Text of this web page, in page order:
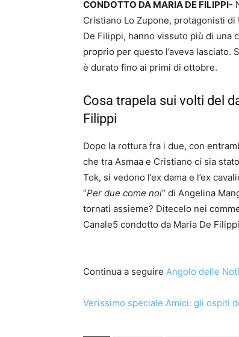
CONDOTTO DA MARIA DE FILIPPI-
Cristiano Lo Zupone, protagonisti
De Filippi, hanno vissuto più di una
proprio per questo l’aveva lasciato.
è durato fino ai primi di ottobre.
Cosa trapela sui volti del
Filippi
Dopo la rottura fra i due, con
che tra Asmaa e Cristiano ci sia
Tok, si vedono l’ex dama e l’ex
“Per due come noi” di Angelina
tornati assieme? Ditecelo nei
Canale5 condotto da Maria De
Continua a seguire Angolo delle
Verissimo speciale Amici: gli ospiti